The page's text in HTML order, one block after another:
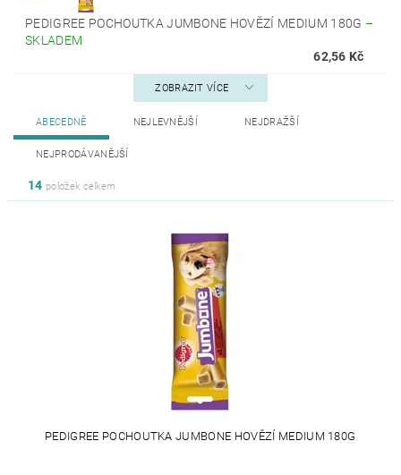
PEDIGREE POCHOUTKA JUMBONE HOVĚZÍ MEDIUM 180G –
SKLADEM
62,56 Kč
ZOBRAZIT VÍCE
ABECEDNĚ NEJLEVNĚJŠÍ NEJDRAŽŠÍ
NEJPRODÁVANĚJŠÍ
14 položek celkem
PEDIGREE POCHOUTKA JUMBONE HOVĚZÍ MEDIUM 180G